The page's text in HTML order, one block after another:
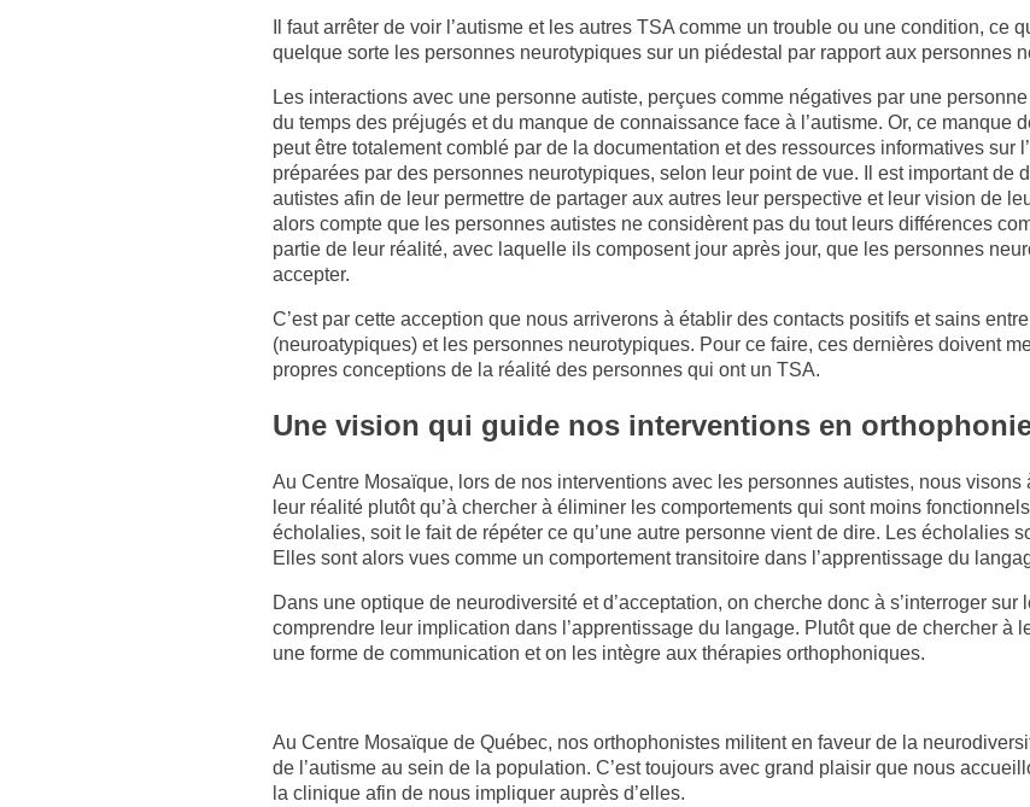
Il faut arrêter de voir l’autisme et les autres TSA comme un trouble ou une condition, ce
quelque sorte les personnes neurotypiques sur un piédestal par rapport aux personnes
Les interactions avec une personne autiste, perçues comme négatives par une
du temps des préjugés et du manque de connaissance face à l’autisme. Or, ce manque
peut être totalement comblé par de la documentation et des ressources informatives sur
préparées par des personnes neurotypiques, selon leur point de vue. Il est important de
autistes afin de leur permettre de partager aux autres leur perspective et leur vision de
alors compte que les personnes autistes ne considèrent pas du tout leurs différences
partie de leur réalité, avec laquelle ils composent jour après jour, que les personnes
accepter.
C’est par cette acception que nous arriverons à établir des contacts positifs et sains
(neuroatypiques) et les personnes neurotypiques. Pour ce faire, ces dernières doivent
propres conceptions de la réalité des personnes qui ont un TSA.
Une vision qui guide nos interventions en
Au Centre Mosaïque, lors de nos interventions avec les personnes autistes, nous
leur réalité plutôt qu’à chercher à éliminer les comportements qui sont moins
écholalies, soit le fait de répéter ce qu’une autre personne vient de dire. Les écholalies
Elles sont alors vues comme un comportement transitoire dans l’apprentissage du
Dans une optique de neurodiversité et d’acceptation, on cherche donc à s’interroger
comprendre leur implication dans l’apprentissage du langage. Plutôt que de chercher à
une forme de communication et on les intègre aux thérapies orthophoniques.
Au Centre Mosaïque de Québec, nos orthophonistes militent en faveur de la
de l’autisme au sein de la population. C’est toujours avec grand plaisir que nous
la clinique afin de nous impliquer auprès d’elles.